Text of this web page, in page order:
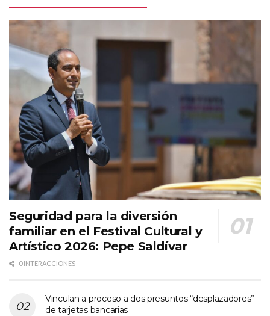
Seguridad para la diversión
familiar en el Festival Cultural y
Artístico 2026: Pepe Saldívar
0 INTERACCIONES
Vinculan a proceso a dos presuntos “desplazadores”
de tarjetas bancarias